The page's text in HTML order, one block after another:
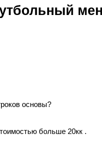
основы?
больше 20кк .